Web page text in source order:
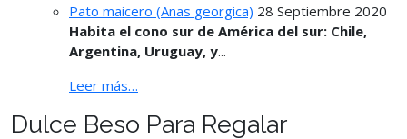
Pato maicero (Anas georgica) 28 Septiembre 2020
Habita el cono sur de América del sur: Chile,
Argentina, Uruguay, y...
Leer más…
Dulce Beso Para Regalar